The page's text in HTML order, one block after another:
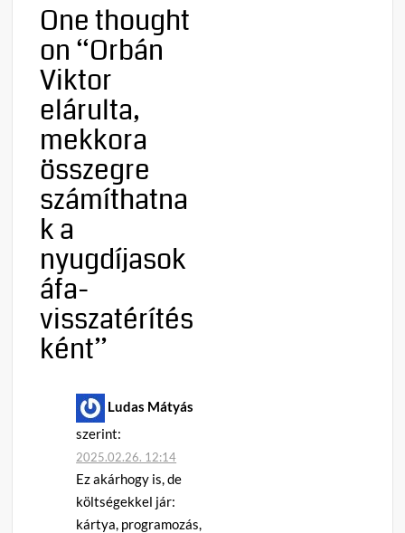
One thought
on “Orbán
Viktor
elárulta,
mekkora
összegre
számíthatna
k a
nyugdíjasok
áfa-
visszatérítés
ként”
Ludas Mátyás
szerint:
2025.02.26. 12:14
Ez akárhogy is, de
költségekkel jár:
kártya, programozás,